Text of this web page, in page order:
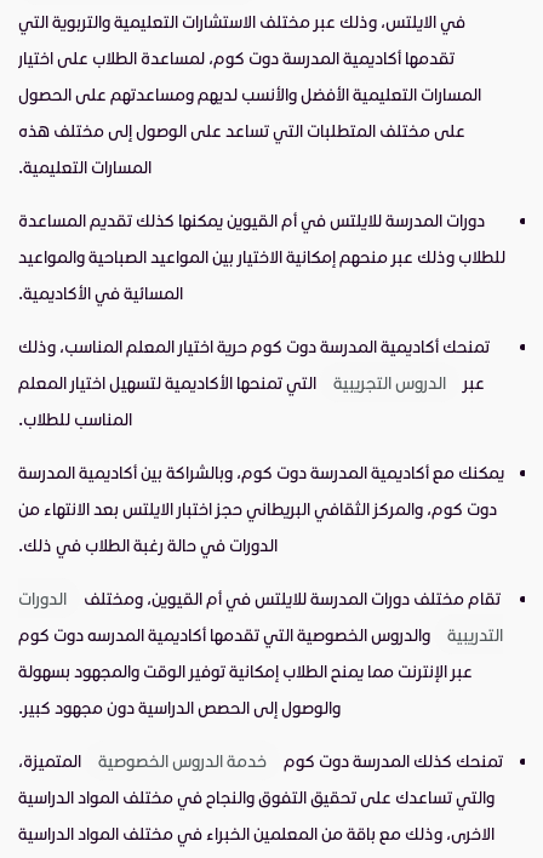
في الايلتس، وذلك عبر مختلف الاستشارات التعليمية والتربوية التي
تقدمها أكاديمية المدرسة دوت كوم، لمساعدة الطلاب على اختيار
المسارات التعليمية الأفضل والأنسب لديهم ومساعدتهم على الحصول
على مختلف المتطلبات التي تساعد على الوصول إلى مختلف هذه
المسارات التعليمية.
دورات المدرسة للايلتس في أم القيوين يمكنها كذلك تقديم المساعدة
للطلاب وذلك عبر منحهم إمكانية الاختيار بين المواعيد الصباحية والمواعيد
المسائية في الأكاديمية.
تمنحك أكاديمية المدرسة دوت كوم حرية اختيار المعلم المناسب، وذلك
عبر
الدروس التجريبية
التي تمنحها الأكاديمية لتسهيل اختيار المعلم
المناسب للطلاب.
يمكنك مع أكاديمية المدرسة دوت كوم، وبالشراكة بين أكاديمية المدرسة
دوت كوم، والمركز الثقافي البريطاني حجز اختبار الايلتس بعد الانتهاء من
الدورات في حالة رغبة الطلاب في ذلك.
تقام مختلف دورات المدرسة للايلتس في أم القيوين، ومختلف
الدورات
التدريبية
والدروس الخصوصية التي تقدمها أكاديمية المدرسه دوت كوم
عبر الإنترنت مما يمنح الطلاب إمكانية توفير الوقت والمجهود بسهولة
والوصول إلى الحصص الدراسية دون مجهود كبير.
تمنحك كذلك المدرسة دوت كوم خدمة الدروس الخصوصية
المتميزة،
والتي تساعدك على تحقيق التفوق والنجاح في مختلف المواد الدراسية
الاخرى، وذلك مع باقة من المعلمين الخبراء في مختلف المواد الدراسية